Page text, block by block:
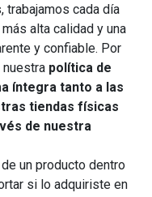
trabajamos cada día
alta calidad y una
y confiable. Por
política de
íntegra tanto a las
tiendas físicas
de nuestra
un producto dentro
si lo adquiriste en